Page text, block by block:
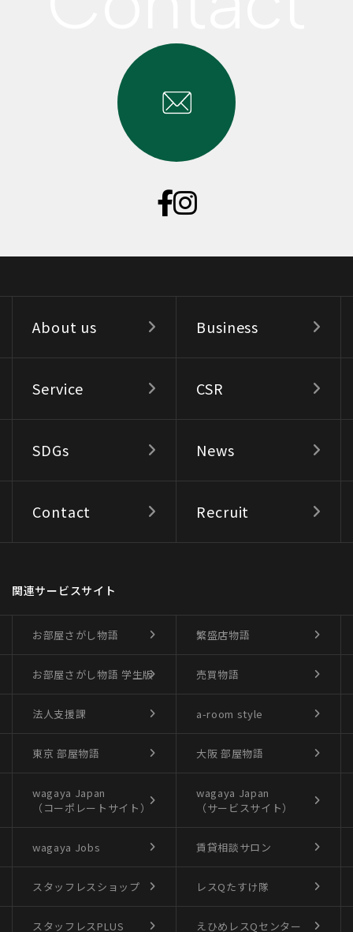
About us Business
Service CSR
SDGs News
Contact Recruit
関連サービスサイト
お部屋さがし物語 繁盛店物語
お部屋さがし物語 学生版 売買物語
法人支援課 a-room style
東京 部屋物語 大阪 部屋物語
wagaya Japan
（コーポレートサイト）
wagaya Japan
（サービスサイト）
wagaya Jobs 賃貸相談サロン
スタッフレスショップ レスQたすけ隊
スタッフレスPLUS えひめレスQセンター